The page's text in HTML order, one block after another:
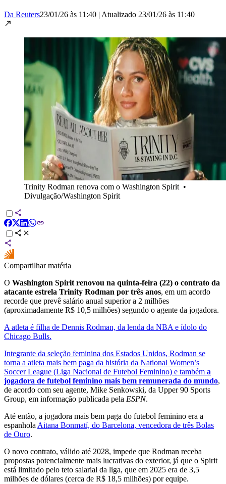
Da Reuters23/01/26 às 11:40 | Atualizado 23/01/26 às 11:40
Trinity Rodman renova com o Washington Spirit •
Divulgação/Washington Spirit
Compartilhar matéria
O Washington Spirit renovou na quinta-feira (22) o contrato da
atacante estrela Trinity Rodman por três anos, em um acordo
recorde que prevê salário anual superior a 2 milhões
(aproximadamente R$ 10,5 milhões) segundo o agente da jogadora.
A atleta é filha de Dennis Rodman, da lenda da NBA e ídolo do
Chicago Bulls.
Integrante da seleção feminina dos Estados Unidos, Rodman se
torna a atleta mais bem paga da história da National Women’s
Soccer League (Liga Nacional de Futebol Feminino) e também a
jogadora de futebol feminino mais bem remunerada do mundo,
de acordo com seu agente, Mike Senkowski, da Upper 90 Sports
Group, em informação publicada pela ESPN.
Até então, a jogadora mais bem paga do futebol feminino era a
espanhola Aitana Bonmatí, do Barcelona, vencedora de três Bolas
de Ouro.
O novo contrato, válido até 2028, impede que Rodman receba
propostas potencialmente mais lucrativas do exterior, já que o Spirit
está limitado pelo teto salarial da liga, que em 2025 era de 3,5
milhões de dólares (cerca de R$ 18,5 milhões) por equipe.